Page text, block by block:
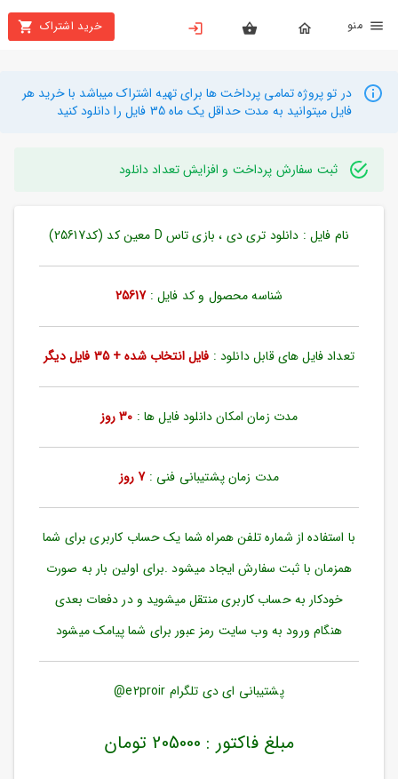
خرید اشتراک
بستن
محصولات
تهیه
راهنما
دانلود
کاربری
نام
بازیابی
رمز
مندی
ها
در تو پروژه تمامی پرداخت ها برای تهیه اشتراک میباشد با خرید هر
فایل میتوانید به مدت حداقل یک ماه 35 فایل را دانلود کنید
ثبت سفارش پرداخت و افزایش تعداد دانلود
نام فایل : دانلود تری دی ، بازی تاس D معین کد (کد25617)
شناسه محصول و کد فایل :25617
تعداد فایل های قابل دانلود : فایل انتخاب شده + 35 فایل دیگر
مدت زمان امکان دانلود فایل ها : 30 روز
مدت زمان پشتیبانی فنی :7 روز
با استفاده از شماره تلفن همراه شما یک حساب کاربری برای شما
همزمان با ثبت سفارش ایجاد میشود .برای اولین بار به صورت
خودکار به حساب کاربری منتقل میشوید و در دفعات بعدی
هنگام ورود به وب سایت رمز عبور برای شما پیامک میشود
پشتیبانی ای دی تلگرام e2proir@
مبلغ فاکتور : 205000 تومان